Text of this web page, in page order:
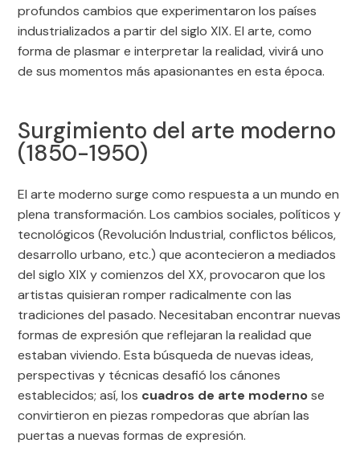
profundos cambios que experimentaron los países
industrializados a partir del siglo XIX. El arte, como
forma de plasmar e interpretar la realidad, vivirá uno
de sus momentos más apasionantes en esta época.
Surgimiento del arte moderno
(1850-1950)
El arte moderno surge como respuesta a un mundo en
plena transformación. Los cambios sociales, políticos y
tecnológicos (Revolución Industrial, conflictos bélicos,
desarrollo urbano, etc.) que acontecieron a mediados
del siglo XIX y comienzos del XX, provocaron que los
artistas quisieran romper radicalmente con las
tradiciones del pasado. Necesitaban encontrar nuevas
formas de expresión que reflejaran la realidad que
estaban viviendo. Esta búsqueda de nuevas ideas,
perspectivas y técnicas desafió los cánones
establecidos; así, los cuadros de arte modernose
convirtieron en piezas rompedoras que abrían las
puertas a nuevas formas de expresión.